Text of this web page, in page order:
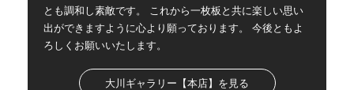
とも調和し素敵です。 これから一枚板と共に楽しい思い
出ができますように心より願っております。 今後ともよ
ろしくお願いいたします。
大川ギャラリー【本店】を見る